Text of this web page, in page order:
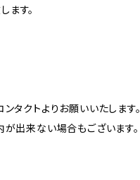
ます。
タクトよりお願いいたします。
出来ない場合もございます。